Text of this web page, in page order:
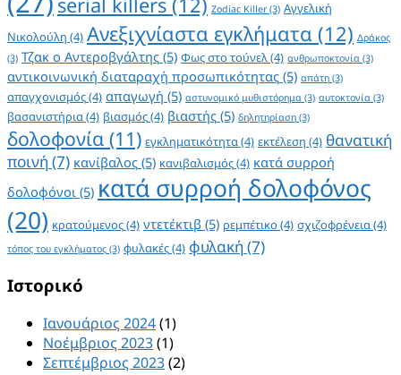
Zodiac Killer(3) Αγγελική
Νικολούλη (4) Ανεξιχνίαστα εγκλήματα (12) Δράκος
(3) Τζακ ο Αντεροβγάλτης (5) Φως στο τούνελ(4) ανθρωποκτονία (3)
αντικοινωνική διαταραχή προσωπικότητας (5) απάτη (3)
απαγχονισμός(4) απαγωγή (5) αστυνομικό μυθιστόρημα (3) αυτοκτονία (3)
βασανιστήρια(4) βιασμός(4) βιαστής (5) δηλητηρίαση (3)
δολοφονία (11) εγκληματικότητα(4) εκτέλεση (4) θανατική
ποινή (7) κανίβαλος (5) κανιβαλισμός(4) κατά συρροή
δολοφόνοι (5) κατά συρροή δολοφόνος
(20) κρατούμενος(4) ντετέκτιβ (5) ρεμπέτικο (4) σχιζοφρένεια(4)
τόπος του εγκλήματος (3) φυλακές(4) φυλακή (7)
Ιστορικό
Ιανουάριος 2024(1)
Νοέμβριος 2023(1)
Σεπτέμβριος 2023(2)